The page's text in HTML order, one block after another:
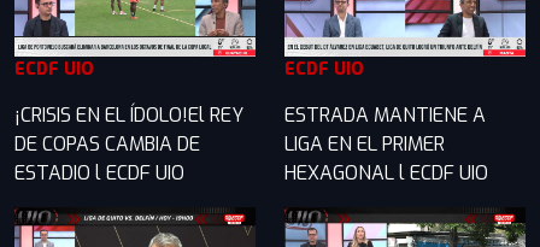
ECDF UIO
¡CRISIS EN EL ÍDOLO!El REY
DE COPAS CAMBIA DE
ESTADIO l ECDF UIO
ECDF UIO
ESTRADA MANTIENE A
LIGA EN EL PRIMER
HEXAGONAL l ECDF UIO